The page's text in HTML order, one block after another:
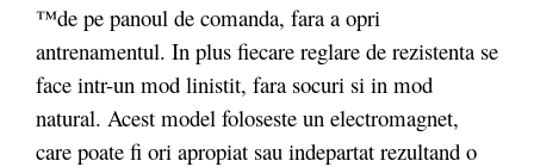
™de pe panoul de comanda, fara a opri
antrenamentul. In plus fiecare reglare de rezistenta se
face intr-un mod linistit, fara socuri si in mod
natural. Acest model foloseste un electromagnet,
care poate fi ori apropiat sau indepartat rezultand o